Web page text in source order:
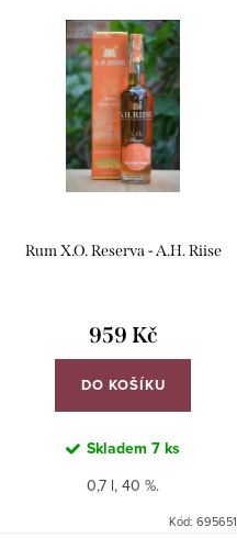
u
Abecedně
oRum X.O. Reserva - A.H. Riise
959 Kč
DO KOŠÍKU
Skladem 7 ks
0,7 l, 40 %.
Kód: 695651